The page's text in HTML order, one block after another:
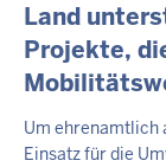
Land
Projekte,
Um ehrenamtlich
Einsatz für die